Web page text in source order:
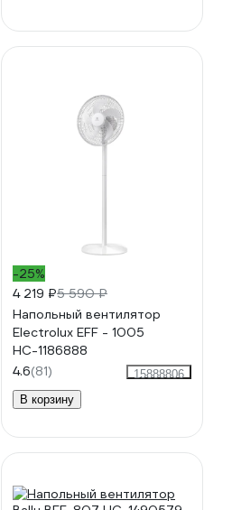
-25%
4 219 ₽5 590 ₽
Напольный вентилятор
Electrolux EFF - 1005
НС-1186888
4.6(81)
15888806
В корзину